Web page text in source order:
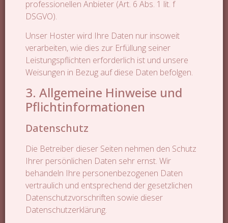
professionellen Anbieter (Art. 6 Abs. 1 lit. f
DSGVO).
Unser Hoster wird Ihre Daten nur insoweit
verarbeiten, wie dies zur Erfüllung seiner
Leistungspflichten erforderlich ist und unsere
Weisungen in Bezug auf diese Daten befolgen.
3. Allgemeine Hinweise und
Pflichtinformationen
Datenschutz
Die Betreiber dieser Seiten nehmen den Schutz
Ihrer persönlichen Daten sehr ernst. Wir
behandeln Ihre personenbezogenen Daten
vertraulich und entsprechend der gesetzlichen
Datenschutzvorschriften sowie dieser
Datenschutzerklärung.